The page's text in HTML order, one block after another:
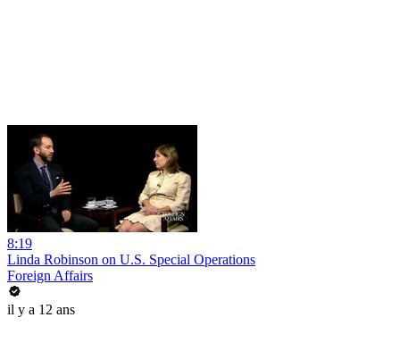
8:19
Linda Robinson on U.S. Special Operations
Foreign Affairs
il y a 12 ans